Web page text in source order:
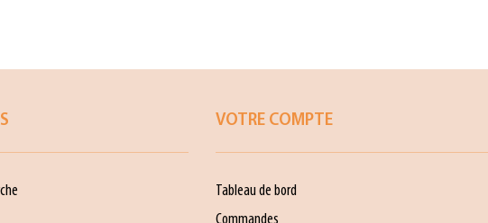
VOTRE COMPTE
Tableau de bord